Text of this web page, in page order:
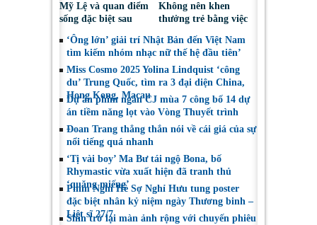
Mỹ Lệ và quan điểm
sống đặc biệt sau
nhiều năm làm nghề
Không nên khen
thưởng trẻ bằng việc
thoại
‘Ông lớn’ giải trí Nhật Bản đến Việt Nam
tìm kiếm nhóm nhạc nữ thế hệ đầu tiên’
Miss Cosmo 2025 Yolina Lindquist ‘công
du’ Trung Quốc, tìm ra 3 đại diện China,
Hong Kong, Macau
Dự án phim ngắn CJ mùa 7 công bố 14 dự
án tiềm năng lọt vào Vòng Thuyết trình
Đoan Trang thẳng thắn nói về cái giá của sự
nổi tiếng quá nhanh
‘Tị vài boy’ Ma Bư tái ngộ Bona, bố
Rhymastic vừa xuất hiện đã tranh thủ
‘quăng miếng’
Phim Nghỉ Hè Sợ Nghỉ Hưu tung poster
đặc biệt nhân kỷ niệm ngày Thương binh –
Liệt sĩ 27/7
Shin trở lại màn ảnh rộng với chuyến phiêu